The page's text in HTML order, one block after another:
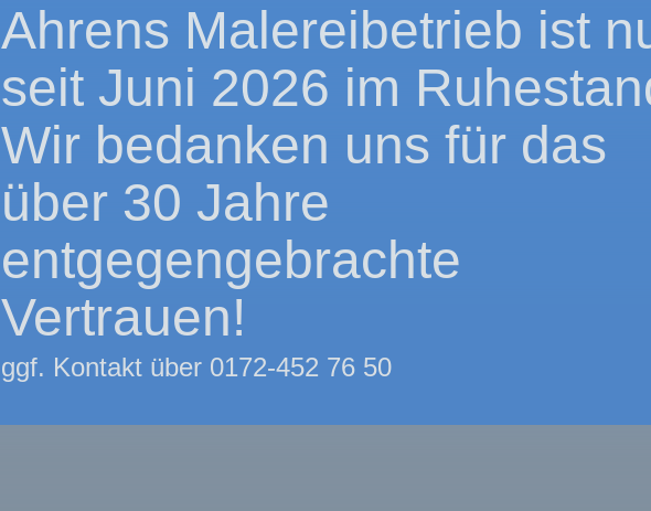
Ahrens Malereibetrieb ist
seit Juni 2026 im
Wir bedanken uns für das
über 30 Jahre
entgegengebrachte
Vertrauen!
ggf. Kontakt über 0172-452 76 50